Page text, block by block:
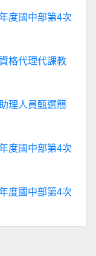
度國中部第4次
格代理代課教
理人員甄選簡
度國中部第4次
度國中部第4次